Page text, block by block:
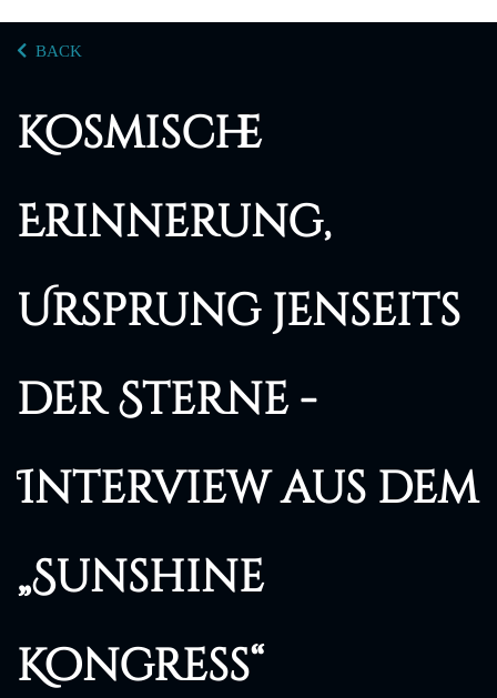
BACK
Kosmische
Erinnerung,
Ursprung jenseits
der Sterne -
Interview aus dem
„Sunshine
Kongress“